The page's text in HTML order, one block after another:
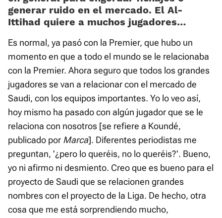
generar ruido en el mercado. El Al-
Ittihad quiere a muchos jugadores…
Es normal, ya pasó con la Premier, que hubo un
momento en que a todo el mundo se le relacionaba
con la Premier. Ahora seguro que todos los grandes
jugadores se van a relacionar con el mercado de
Saudi, con los equipos importantes. Yo lo veo así,
hoy mismo ha pasado con algún jugador que se le
relaciona con nosotros [se refiere a Koundé,
publicado por Marca]. Diferentes periodistas me
preguntan, '¿pero lo queréis, no lo queréis?'. Bueno,
yo ni afirmo ni desmiento. Creo que es bueno para el
proyecto de Saudi que se relacionen grandes
nombres con el proyecto de la Liga. De hecho, otra
cosa que me está sorprendiendo mucho,